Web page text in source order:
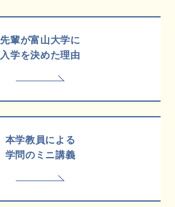
先輩が富山大学に
入学を決めた理由
本学教員による
学問のミニ講義